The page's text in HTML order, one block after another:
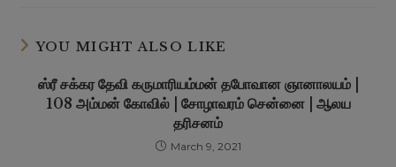
YOU MIGHT ALSO LIKE
ஸ்ரீ சக்கர தேவி கருமாரியம்மன் தபோவான ஞானாலயம் |
108 அம்மன் கோவில் | சோழாவரம் சென்னை | ஆலய
தரிசனம்
March 9, 2021